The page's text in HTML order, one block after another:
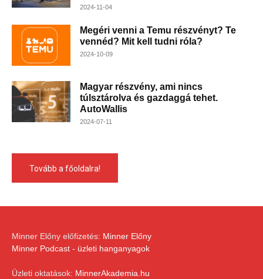
2024-11-04
Megéri venni a Temu részvényt? Te
vennéd? Mit kell tudni róla?
2024-10-09
Magyar részvény, ami nincs
túlsztárolva és gazdaggá tehet.
AutoWallis
2024-07-11
Tovább a főoldalra!
Minner Előny előfizetés: Minner Előny
Minner Podcast - üzleti hanganyagok
Üzleti oktatások: MinnerAkademia.hu